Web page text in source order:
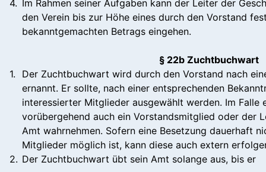
4. Im Rahmen seiner Aufgaben kann der Leiter der
den Verein bis zur Höhe eines durch den Vorstand
bekanntgemachten Betrags eingehen.
§ 22b Zuchtbuchwart
1.
Der Zuchtbuchwart wird durch den Vorstand nach
ernannt. Er sollte, nach einer entsprechenden
interessierter Mitglieder ausgewählt werden. Im Falle
vorübergehend auch ein Vorstandsmitglied oder der
Amt wahrnehmen. Sofern eine Besetzung dauerhaft
Mitglieder möglich ist, kann diese auch extern
2. Der Zuchtbuchwart übt sein Amt solange aus, bis er